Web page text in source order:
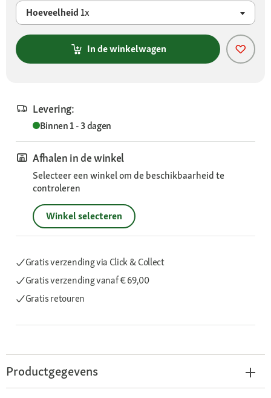
Hoeveelheid 1x
In de winkelwagen
Levering:
Binnen 1 - 3 dagen
Afhalen in de winkel
Selecteer een winkel om de beschikbaarheid te
controleren
Winkel selecteren
Gratis verzending via Click & Collect
Gratis verzendingvanaf € 69,00
Gratis retouren
Productgegevens